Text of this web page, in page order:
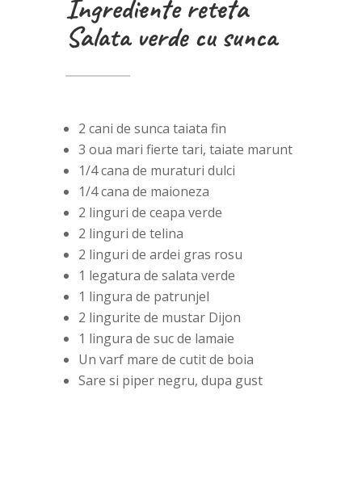
Ingrediente reteta
Salata verde cu sunca
2 cani de sunca taiata fin
3 oua mari fierte tari, taiate marunt
1/4 cana de muraturi dulci
1/4 cana de maioneza
2 linguri de ceapa verde
2 linguri de telina
2 linguri de ardei gras rosu
1 legatura de salata verde
1 lingura de patrunjel
2 lingurite de mustar Dijon
1 lingura de suc de lamaie
Un varf mare de cutit de boia
Sare si piper negru, dupa gust